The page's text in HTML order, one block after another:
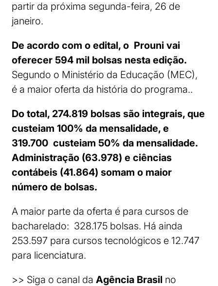
partir da próxima segunda-feira, 26 de
janeiro.
De acordo com o edital, o Prouni vai
oferecer 594 mil bolsas nesta edição.
Segundo o Ministério da Educação (MEC),
é a maior oferta da história do programa..
Do total, 274.819 bolsas são integrais, que
custeiam 100% da mensalidade, e
319.700 custeiam 50% da mensalidade.
Administração (63.978) e ciências
contábeis (41.864) somam o maior
número de bolsas.
A maior parte da oferta é para cursos de
bacharelado: 328.175 bolsas. Há ainda
253.597 para cursos tecnológicos e 12.747
para licenciatura.
>> Siga o canal da Agência Brasil no